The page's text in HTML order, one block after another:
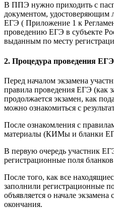
В ППЭ нужно приходить с
документом, удостоверяющим
ЕГЭ ( Приложение 1 к
проведению ЕГЭ в субъекте
выданным по месту
2. Процедура проведения ЕГЭ
Перед началом экзамена
правила проведения ЕГЭ (как
продолжается экзамен, как
можно ознакомиться с
После ознакомления с
материалы (КИМы и бланки
В первую очередь участник
регистрационные поля
После того, как все
заполнили регистрационные
объявляется о начале
окончания.